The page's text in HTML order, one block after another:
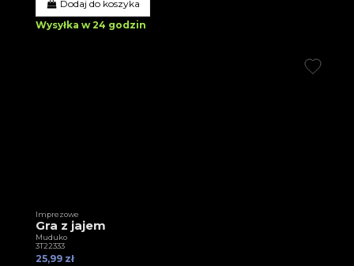
Dodaj do koszyka
Wysyłka w 24 godzin
Imprezowe
Gra z jajem
Muduko
3T22333
25,99 zł